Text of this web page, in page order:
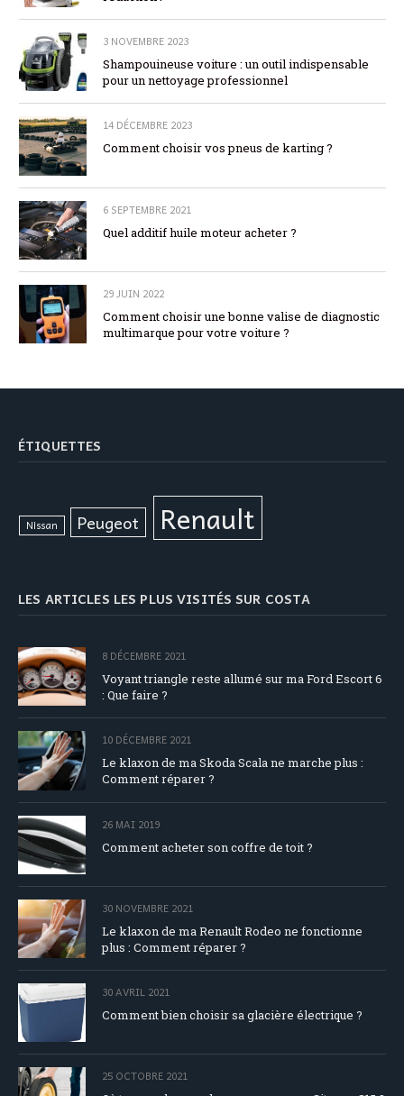
3 NOVEMBRE 2023
Shampouineuse voiture : un outil indispensable
pour un nettoyage professionnel
14 DÉCEMBRE 2023
Comment choisir vos pneus de karting ?
6 SEPTEMBRE 2021
Quel additif huile moteur acheter ?
29 JUIN 2022
Comment choisir une bonne valise de diagnostic
multimarque pour votre voiture ?
ÉTIQUETTES
Nissan Peugeot Renault
LES ARTICLES LES PLUS VISITÉS SUR COSTA
8 DÉCEMBRE 2021
Voyant triangle reste allumé sur ma Ford Escort 6
: Que faire ?
10 DÉCEMBRE 2021
Le klaxon de ma Skoda Scala ne marche plus :
Comment réparer ?
26 MAI 2019
Comment acheter son coffre de toit ?
30 NOVEMBRE 2021
Le klaxon de ma Renault Rodeo ne fonctionne
plus : Comment réparer ?
30 AVRIL 2021
Comment bien choisir sa glacière électrique ?
25 OCTOBRE 2021